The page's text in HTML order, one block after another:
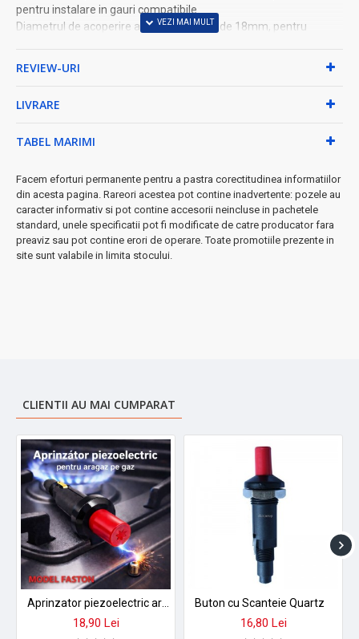
pentru instalare in gauri compatibile.
Diametrul de acoperire al butonului este de 18mm, pentru
comanda, proiecte electronice si echipamente compatibile.
incarcatoare, carcase electrice si aplicatii similare.
de lucru DC 3V pentru iluminare si compatibilitatea contactelor.
DALBI, marca importata de ALEXIM TOP, ofera componente
practice pentru reparatii, montaj si aplicatii electrice uzuale.
DETALII TEHNICE
Tip produs: intrerupator push iluminat
Culoare buton: negru
Culoare corp: alb / negru
Utilizare: aparate electrice, panouri, carcase tehnice,
echipamente compatibile
Brand: DALBI
Importator: ALEXIM TOP SRL
REVIEW-URI
LIVRARE
TABEL MARIMI
Facem eforturi permanente pentru a pastra corectitudinea informatiilor
din acesta pagina. Rareori acestea pot contine inadvertente: pozele au
caracter informativ si pot contine accesorii neincluse in pachetele
standard, unele specificatii pot fi modificate de catre producator fara
preaviz sau pot contine erori de operare. Toate promotiile prezente in
site sunt valabile in limita stocului.
CLIENTII AU MAI CUMPARAT
18,90 Lei
Buton cu Scanteie Quartz
16,80 Lei